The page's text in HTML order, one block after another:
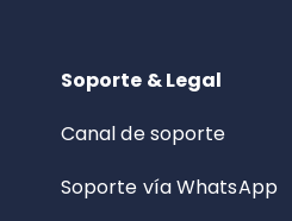
Soporte & Legal
Canal de soporte
Soporte vía WhatsApp